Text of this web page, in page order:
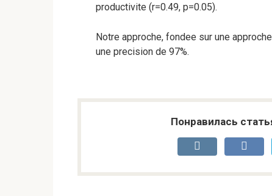
productivite (r=0.49, p=0.05).
Notre approche, fondee sur une
une precision de 97%.
Понравилась